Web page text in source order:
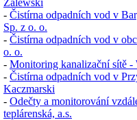
Zalewski
- Čistírna odpadních vod v
Sp. z o. o.
- Čistírna odpadních vod v
o. o.
- Monitoring kanalizační sítě
- Čistírna odpadních vod v
Kaczmarski
- Odečty a monitorování
teplárenská, a.s.